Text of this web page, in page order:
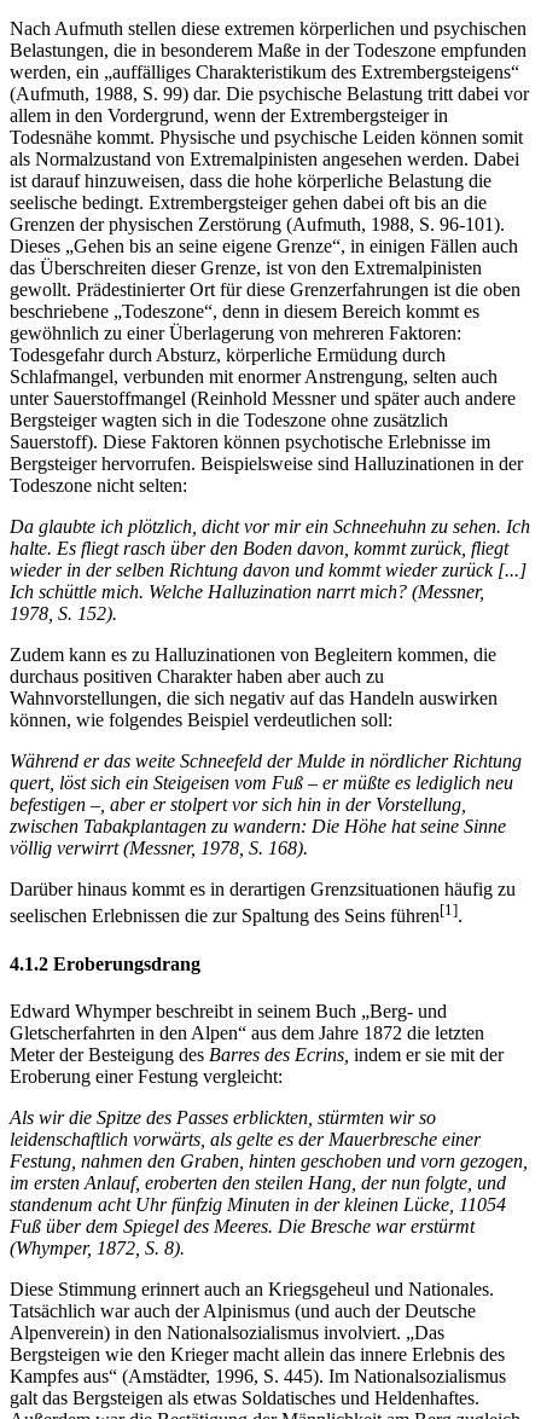
Nach Aufmuth stellen diese extremen körperlichen und psychischen
Belastungen, die in besonderem Maße in der Todeszone empfunden
werden, ein „auffälliges Charakteristikum des Extrembergsteigens“
(Aufmuth, 1988, S. 99) dar. Die psychische Belastung tritt dabei vor
allem in den Vordergrund, wenn der Extrembergsteiger in
Todesnähe kommt. Physische und psychische Leiden können somit
als Normalzustand von Extremalpinisten angesehen werden. Dabei
ist darauf hinzuweisen, dass die hohe körperliche Belastung die
seelische bedingt. Extrembergsteiger gehen dabei oft bis an die
Grenzen der physischen Zerstörung (Aufmuth, 1988, S. 96-101).
Dieses „Gehen bis an seine eigene Grenze“, in einigen Fällen auch
das Überschreiten dieser Grenze, ist von den Extremalpinisten
gewollt. Prädestinierter Ort für diese Grenzerfahrungen ist die oben
beschriebene „Todeszone“, denn in diesem Bereich kommt es
gewöhnlich zu einer Überlagerung von mehreren Faktoren:
Todesgefahr durch Absturz, körperliche Ermüdung durch
Schlafmangel, verbunden mit enormer Anstrengung, selten auch
unter Sauerstoffmangel (Reinhold Messner und später auch andere
Bergsteiger wagten sich in die Todeszone ohne zusätzlich
Sauerstoff). Diese Faktoren können psychotische Erlebnisse im
Bergsteiger hervorrufen. Beispielsweise sind Halluzinationen in der
Todeszone nicht selten:
Da glaubte ich plötzlich, dicht vor mir ein Schneehuhn zu sehen. Ich
halte. Es fliegt rasch über den Boden davon, kommt zurück, fliegt
wieder in der selben Richtung davon und kommt wieder zurück [...]
Ich schüttle mich. Welche Halluzination narrt mich? (Messner,
1978, S. 152).
Zudem kann es zu Halluzinationen von Begleitern kommen, die
durchaus positiven Charakter haben aber auch zu
Wahnvorstellungen, die sich negativ auf das Handeln auswirken
können, wie folgendes Beispiel verdeutlichen soll:
Während er das weite Schneefeld der Mulde in nördlicher Richtung
quert, löst sich ein Steigeisen vom Fuß – er müßte es lediglich neu
befestigen –, aber er stolpert vor sich hin in der Vorstellung,
zwischen Tabakplantagen zu wandern: Die Höhe hat seine Sinne
völlig verwirrt (Messner, 1978, S. 168).
Darüber hinaus kommt es in derartigen Grenzsituationen häufig zu
seelischen Erlebnissen die zur Spaltung des Seins führen[1].
4.1.2 Eroberungsdrang
Edward Whymper beschreibt in seinem Buch „Berg- und
Gletscherfahrten in den Alpen“ aus dem Jahre 1872 die letzten
Meter der Besteigung des Barres des Ecrins, indem er sie mit der
Eroberung einer Festung vergleicht:
Als wir die Spitze des Passes erblickten, stürmten wir so
leidenschaftlich vorwärts, als gelte es der Mauerbresche einer
Festung, nahmen den Graben, hinten geschoben und vorn gezogen,
im ersten Anlauf, eroberten den steilen Hang, der nun folgte, und
standenum acht Uhr fünfzig Minuten in der kleinen Lücke, 11054
Fuß über dem Spiegel des Meeres. Die Bresche war erstürmt
(Whymper, 1872, S. 8).
Diese Stimmung erinnert auch an Kriegsgeheul und Nationales.
Tatsächlich war auch der Alpinismus (und auch der Deutsche
Alpenverein) in den Nationalsozialismus involviert. „Das
Bergsteigen wie den Krieger macht allein das innere Erlebnis des
Kampfes aus“ (Amstädter, 1996, S. 445). Im Nationalsozialismus
galt das Bergsteigen als etwas Soldatisches und Heldenhaftes.